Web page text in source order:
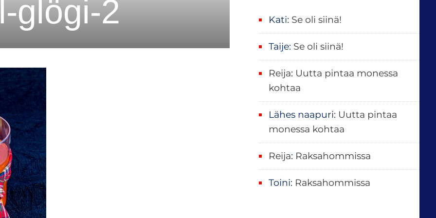
glögi-2 Kati: Se oli siinä!
Taije: Se oli siinä!
Reija: Uutta pintaa monessa
kohtaa
Lähes naapuri: Uutta pintaa
monessa kohtaa
Reija: Raksahommissa
Toini: Raksahommissa